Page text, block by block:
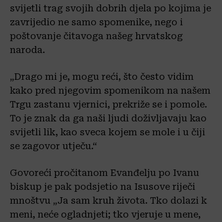
svijetli trag svojih dobrih djela po kojima je
zavrijedio ne samo spomenike, nego i
poštovanje čitavoga našeg hrvatskog
naroda.
„Drago mi je, mogu reći, što često vidim
kako pred njegovim spomenikom na našem
Trgu zastanu vjernici, prekriže se i pomole.
To je znak da ga naši ljudi doživljavaju kao
svijetli lik, kao sveca kojem se mole i u čiji
se zagovor utječu.“
Govoreći pročitanom Evanđelju po Ivanu
biskup je pak podsjetio na Isusove riječi
mnoštvu „Ja sam kruh života. Tko dolazi k
meni, neće ogladnjeti; tko vjeruje u mene,